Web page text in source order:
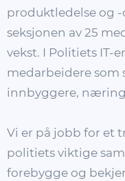
produktledelse og
seksjonen av 25
vekst. I Politiets IT-
medarbeidere som
innbyggere,
Vi er på jobb for et
politiets viktige
forebygge og